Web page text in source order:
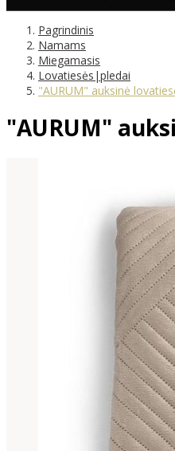
Pagrindinis
Namams
Miegamasis
Lovatiesės|pledai
"AURUM" auksinė
"AURUM"